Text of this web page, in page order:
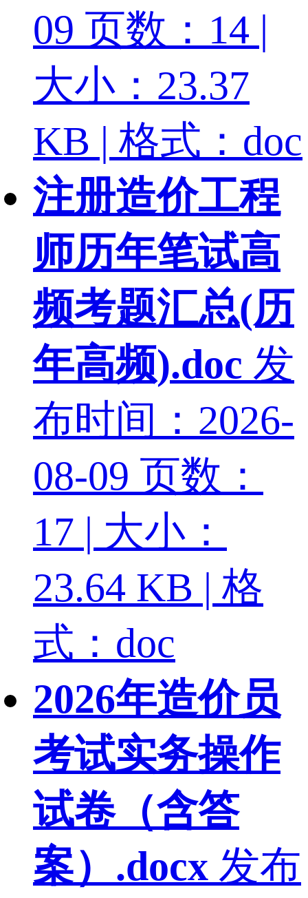
09 页数：14 |
大小：23.37
KB | 格式：doc
注册造价工程
师历年笔试高
频考题汇总(历
年高频).doc 发
布时间：2026-
08-09 页数：
17 | 大小：
23.64 KB | 格
式：doc
2026年造价员
考试实务操作
试卷（含答
案）.docx 发布